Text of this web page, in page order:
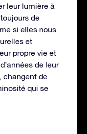
leur lumière à
de
si elles nous
et
propre vie et
de leur
changent de
qui se